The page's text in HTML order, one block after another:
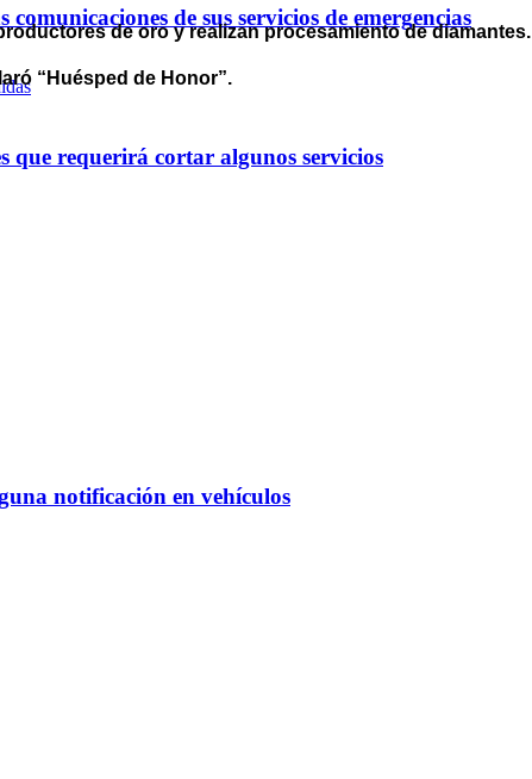
de sus servicios de emergencias
que requerirá cortar algunos servicios
de oro y realizan procesamiento de diamantes.
“Huésped de Honor”.
notificación en vehículos